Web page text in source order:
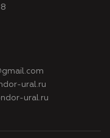
ural.ru
ural.ru